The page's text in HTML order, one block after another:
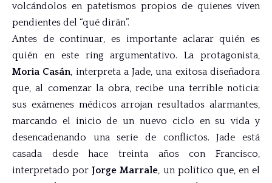
volcándolos en patetismos propios de quienes viven
pendientes del “qué dirán”.
Antes de continuar, es importante aclarar quién es
quién en este ring argumentativo. La protagonista,
Moria Casán, interpreta a Jade, una exitosa diseñadora
que, al comenzar la obra, recibe una terrible noticia:
sus exámenes médicos arrojan resultados alarmantes,
marcando el inicio de un nuevo ciclo en su vida y
desencadenando una serie de conflictos. Jade está
casada desde hace treinta años con Francisco,
interpretado porJorge Marrale, un político que, en el